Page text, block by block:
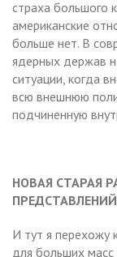
страха большого
американские
больше нет. В
ядерных держав
ситуации, когда
всю внешнюю
подчиненную
НОВАЯ СТАРАЯ
ПРЕДСТАВЛЕНИЙ
И тут я перехожу
для больших масс